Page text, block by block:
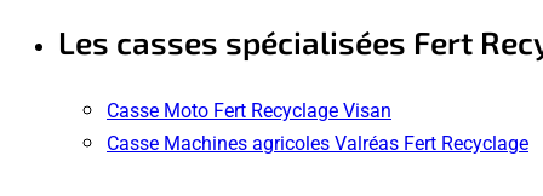
Les casses spécialisées Fert
Casse Moto Fert Recyclage Visan
Casse Machines agricoles Valréas Fert Recyclage